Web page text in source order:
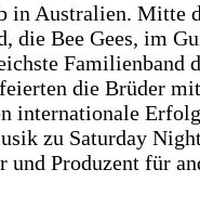
in Australien. Mitte
die Bee Gees, im
Familienband
die Brüder
internationale
zu Saturday
und Produzent für